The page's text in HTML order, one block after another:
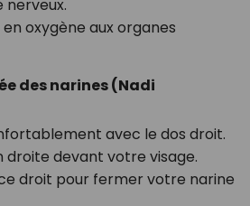
nerveux.
oxygène aux organes
des narines (Nadi
avec le dos droit.
droite devant votre visage.
droit pour fermer votre narine